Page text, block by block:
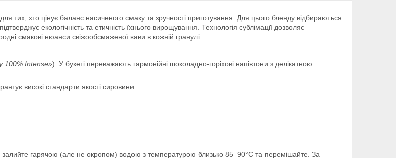
тих, хто цінує баланс насиченого смаку та зручності приготування. Для цього бленду відбираються
екологічність та етичність їхнього вирощування. Технологія сублімації дозволяє
смакові нюанси свіжообсмаженої кави в кожній гранулі.
100% Intense»). У букеті переважають гармонійні шоколадно-горіхові напівтони з делікатною
високі стандарти якості сировини.
залийте гарячою (але не окропом) водою з температурою близько 85–90°C та перемішайте. За